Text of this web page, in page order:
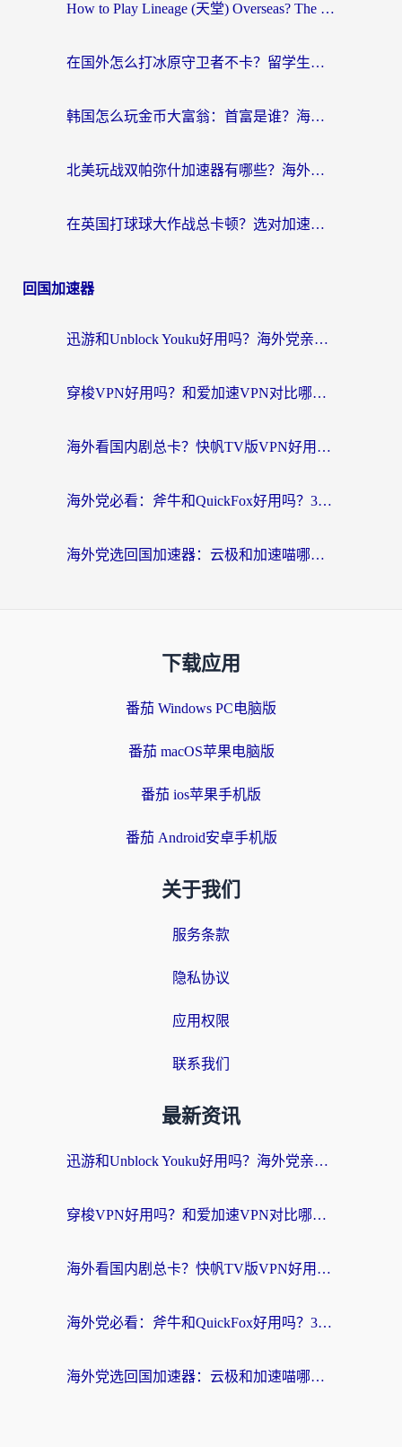
How to Play Lineage (天堂) Overseas? The Ultimate Guide to Choosing the Best Chinese Server Game Accelerator (在国外打天堂加速器)
在国外怎么打冰原守卫者不卡？留学生亲测的国服游戏加速指南
韩国怎么玩金币大富翁：首富是谁？海外党国服游戏加速全攻略
北美玩战双帕弥什加速器有哪些？海外党亲测好用的国服加速指南
在英国打球球大作战总卡顿？选对加速器让你告别延迟（附实测攻略）
回国加速器
迅游和Unblock Youku好用吗？海外党亲测：3个维度教你选对回国加速器
穿梭VPN好用吗？和爱加速VPN对比哪个回国效果更好？海外党必看的实用指南
海外看国内剧总卡？快帆TV版VPN好用吗？和海牛VPN对比哪个回国效果更好？
海外党必看：斧牛和QuickFox好用吗？3步选对回国加速器，无缝刷国内剧玩游戏
海外党选回国加速器：云极和加速喵哪个好？附3款热门工具实测对比
下载应用
番茄 Windows PC电脑版
番茄 macOS苹果电脑版
番茄 ios苹果手机版
番茄 Android安卓手机版
关于我们
服务条款
隐私协议
应用权限
联系我们
最新资讯
迅游和Unblock Youku好用吗？海外党亲测：3个维度教你选对回国加速器
穿梭VPN好用吗？和爱加速VPN对比哪个回国效果更好？海外党必看的实用指南
海外看国内剧总卡？快帆TV版VPN好用吗？和海牛VPN对比哪个回国效果更好？
海外党必看：斧牛和QuickFox好用吗？3步选对回国加速器，无缝刷国内剧玩游戏
海外党选回国加速器：云极和加速喵哪个好？附3款热门工具实测对比